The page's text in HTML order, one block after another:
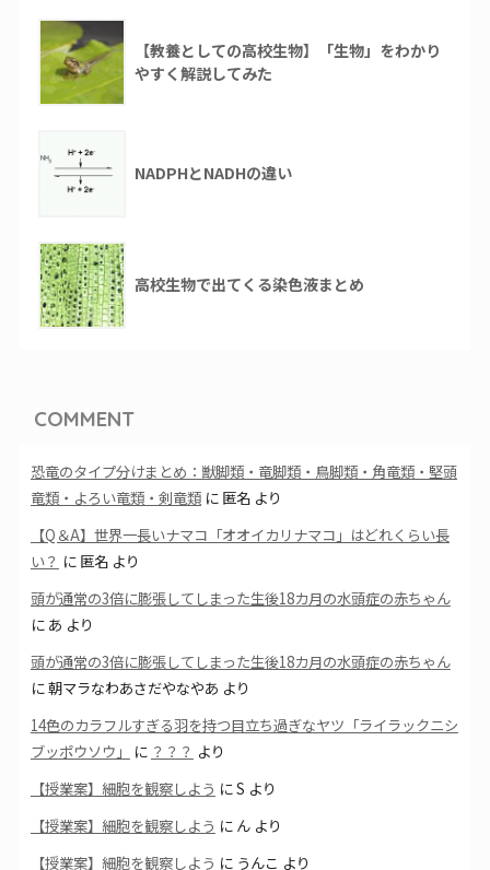
【教養としての高校生物】「生物」をわかり
やすく解説してみた
NADPHとNADHの違い
高校生物で出てくる染色液まとめ
COMMENT
恐竜のタイプ分けまとめ：獣脚類・竜脚類・鳥脚類・角竜類・堅頭
竜類・よろい竜類・剣竜類に 匿名より
【Q＆A】世界一長いナマコ「オオイカリナマコ」はどれくらい長
い？ に 匿名より
頭が通常の3倍に膨張してしまった生後18カ月の水頭症の赤ちゃん
に あ より
頭が通常の3倍に膨張してしまった生後18カ月の水頭症の赤ちゃん
に朝マラなわあさだやなやあ より
14色のカラフルすぎる羽を持つ目立ち過ぎなヤツ「ライラックニシ
ブッポウソウ」
に ？？？ より
【授業案】細胞を観察しよう にS より
【授業案】細胞を観察しよう に んより
【授業案】細胞を観察しよう に うんこ より